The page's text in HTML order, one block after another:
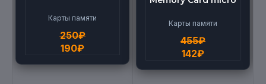
High Speed (4G)
Карты памяти
250₽
190₽
Карты памяти
455₽
142₽